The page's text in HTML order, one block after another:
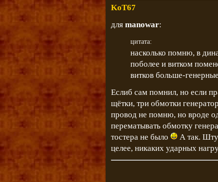
KoT67
для manowar:
цитата:
насколько помню, в
поболее и витком
витков больше-
Еслиб сам помнил, но если
щётки, три обмотки
провод не помню, но вроде
перематывать обмотку
тостера не было
А так.
целее, никаких ударных